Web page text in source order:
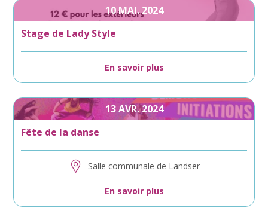
10MAI.2024
Stage de Lady Style
En savoir plus
13 AVR.2024
Fête de la danse
Salle communale de Landser
En savoir plus